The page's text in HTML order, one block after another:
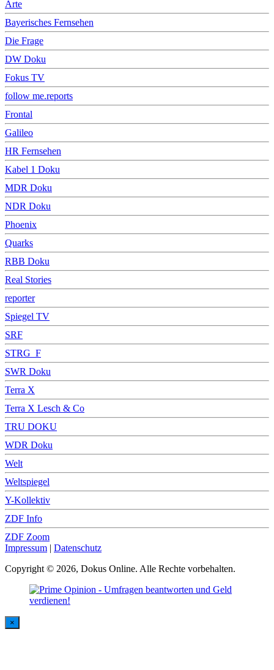
Arte
Bayerisches Fernsehen
Die Frage
DW Doku
Fokus TV
follow me.reports
Frontal
Galileo
HR Fernsehen
Kabel 1 Doku
MDR Doku
NDR Doku
Phoenix
Quarks
RBB Doku
Real Stories
reporter
Spiegel TV
SRF
STRG_F
SWR Doku
Terra X
Terra X Lesch & Co
TRU DOKU
WDR Doku
Welt
Weltspiegel
Y-Kollektiv
ZDF Info
ZDF Zoom
Impressum | Datenschutz
Copyright © 2026, Dokus Online. Alle Rechte vorbehalten.
×